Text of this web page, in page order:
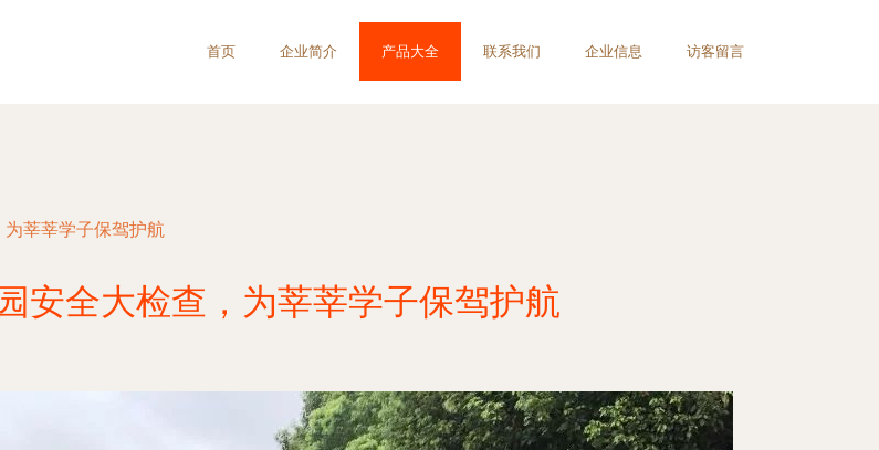
首页 企业简介 产品大全 联系我们 企业信息 访客留言
莘莘学子保驾护航
安全大检查，为莘莘学子保驾护航